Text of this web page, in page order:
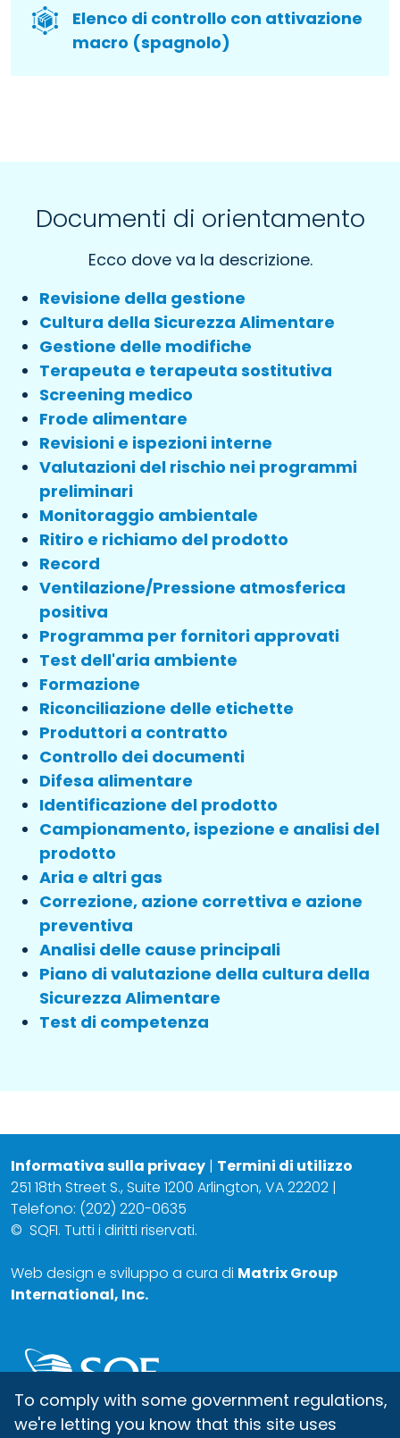
Elenco di controllo con attivazione
macro (spagnolo)
Documenti di orientamento
Ecco dove va la descrizione.
Revisione della gestione
Cultura della Sicurezza Alimentare
Gestione delle modifiche
Terapeuta e terapeuta sostitutiva
Screening medico
Frode alimentare
Revisioni e ispezioni interne
Valutazioni del rischio nei programmi
preliminari
Monitoraggio ambientale
Ritiro e richiamo del prodotto
Record
Ventilazione/Pressione atmosferica
positiva
Programma per fornitori approvati
Test dell'aria ambiente
Formazione
Riconciliazione delle etichette
Produttori a contratto
Controllo dei documenti
Difesa alimentare
Identificazione del prodotto
Campionamento, ispezione e analisi del
prodotto
Aria e altri gas
Correzione, azione correttiva e azione
preventiva
Analisi delle cause principali
Piano di valutazione della cultura della
Sicurezza Alimentare
Test di competenza
Informativa sulla privacy | Termini di utilizzo
251 18th Street S., Suite 1200 Arlington, VA 22202 |
Telefono: (202) 220-0635
© SQFI. Tutti i diritti riservati.
Web design e sviluppo a cura di Matrix Group
International, Inc.
To comply with some government regulations,
we're letting you know that this site uses